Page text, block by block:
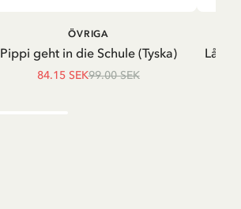
LÄGG I VARUKORG
Pippi geht in die Schule (Tyska)
ÖVRIGA
84.15 SEK99.00 SEK